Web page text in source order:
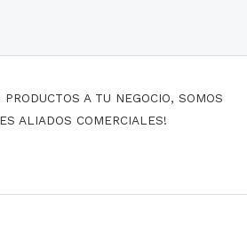
PRODUCTOS A TU NEGOCIO, SOMOS
ALIADOS COMERCIALES!